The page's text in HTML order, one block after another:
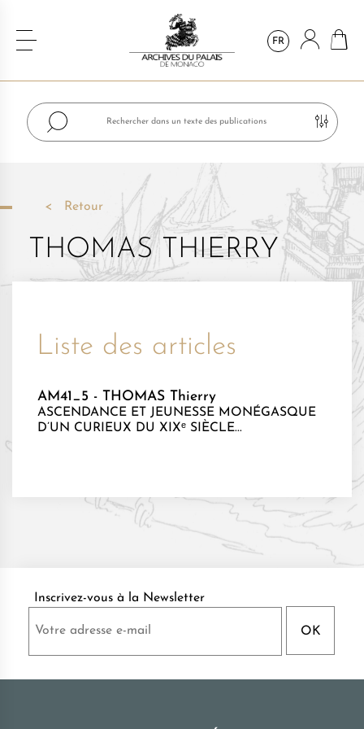
FR
Retour
THOMAS THIERRY
Liste des articles
AM41_5 - THOMAS Thierry
ASCENDANCE ET JEUNESSE MONÉGASQUE
D’UN CURIEUX DU XIXᵉ SIÈCLE...
Inscrivez-vous à la Newsletter